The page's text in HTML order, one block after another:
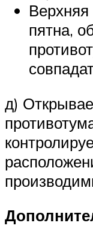
Верхняя
пятна,
д)